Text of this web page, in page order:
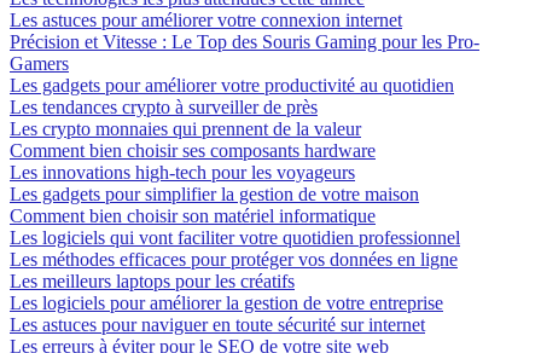
Les astuces pour améliorer votre connexion internet
Précision et Vitesse : Le Top des Souris Gaming pour les Pro-
Gamers
Les gadgets pour améliorer votre productivité au quotidien
Les tendances crypto à surveiller de près
Les crypto monnaies qui prennent de la valeur
Comment bien choisir ses composants hardware
Les innovations high-tech pour les voyageurs
Les gadgets pour simplifier la gestion de votre maison
Comment bien choisir son matériel informatique
Les logiciels qui vont faciliter votre quotidien professionnel
Les méthodes efficaces pour protéger vos données en ligne
Les meilleurs laptops pour les créatifs
Les logiciels pour améliorer la gestion de votre entreprise
Les astuces pour naviguer en toute sécurité sur internet
Les erreurs à éviter pour le SEO de votre site web